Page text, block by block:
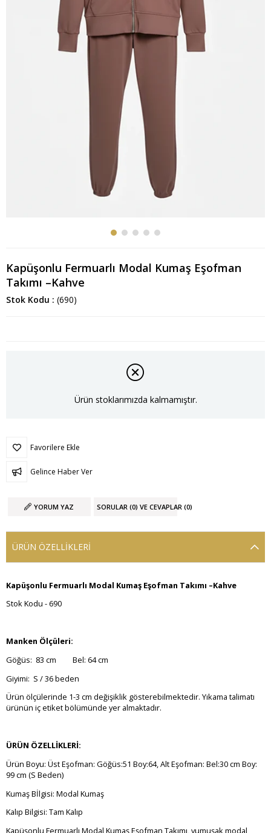
Kapüşonlu Fermuarlı Modal Kumaş Eşofman
Takımı –Kahve
Stok Kodu (690)
Ürün stoklarımızda kalmamıştır.
Favorilere Ekle
Gelince Haber Ver
YORUM YAZ SORULAR (0) VE CEVAPLAR (0)
ÜRÜN ÖZELLIKLERI
Kapüşonlu Fermuarlı Modal Kumaş Eşofman Takımı –Kahve
Stok Kodu - 690
Manken Ölçüleri:
Göğüs: 83 cm Bel: 64 cm
Giyimi: S / 36 beden
Ürün ölçülerinde 1-3 cm değişiklik gösterebilmektedir. Yıkama talimatı
ürünün iç etiket bölümünde yer almaktadır.
ÜRÜN ÖZELLİKLERİ:
Ürün Boyu: Üst Eşofman: Göğüs:51 Boy:64, Alt Eşofman: Bel:30 cm Boy:
99 cm (S Beden)
Kumaş Bİlgisi: Modal Kumaş
Kalıp Bilgisi: Tam Kalıp
Kapüşonlu Fermuarlı Modal Kumaş Eşofman Takımı, yumuşak modal